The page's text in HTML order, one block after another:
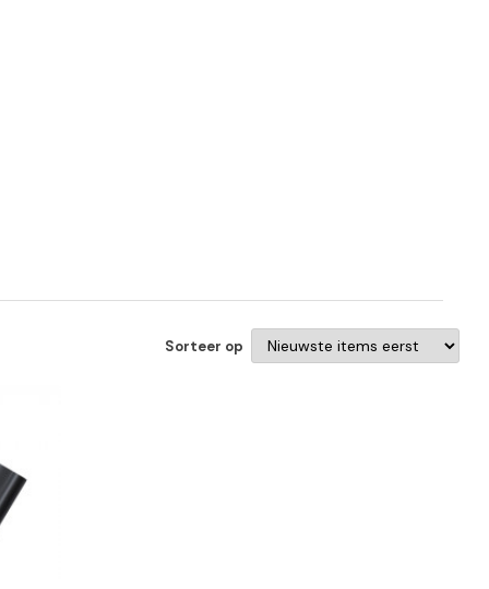
Sorteer op